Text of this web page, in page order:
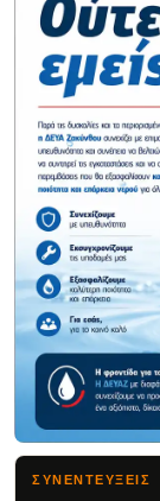
ΣΥΝΕΝΤΕΥΞΕΙΣ